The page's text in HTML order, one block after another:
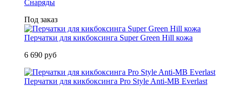
Снаряды
Под заказ
Перчатки для кикбоксинга Super Green Hill кожа
6 690 руб
Перчатки для кикбоксинга Pro Style Anti-MB Everlast